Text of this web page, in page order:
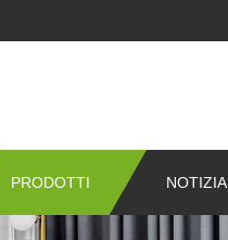
PRODOTTI NOTIZIA